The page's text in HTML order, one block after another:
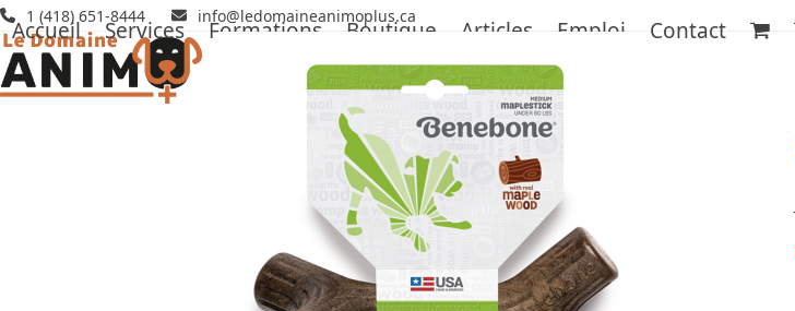
Skip
to
content
1 (418) 651-8444 info@ledomaineanimoplus.ca
Accueil Services Formations Boutique Articles Emploi Contact